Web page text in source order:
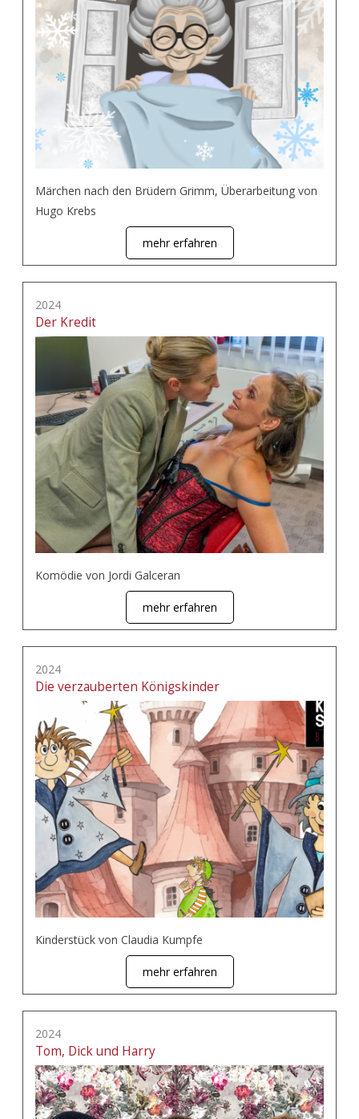
Märchen nach den Brüdern Grimm, Überarbeitung von
Hugo Krebs
mehr erfahren
2024
Der Kredit
Komödie von Jordi Galceran
mehr erfahren
2024
Die verzauberten Königskinder
Kinderstück von Claudia Kumpfe
mehr erfahren
2024
Tom, Dick und Harry